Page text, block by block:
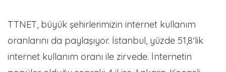
TTNET, büyük şehirlerimizin internet kullanım
oranlarını da paylaşıyor. İstanbul, yüzde 51,8′lik
internet kullanım oranı ile zirvede. İnternetin